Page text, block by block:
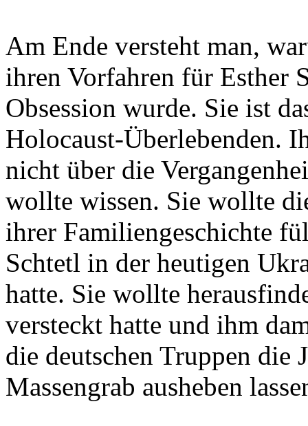
Am Ende versteht man,
ihren Vorfahren für Esther
Obsession wurde. Sie ist
Holocaust-Überlebenden.
nicht über die
wollte wissen. Sie wollte
ihrer Familiengeschichte
Schtetl in der heutigen
hatte. Sie wollte
versteckt hatte und ihm
die deutschen Truppen die
Massengrab ausheben